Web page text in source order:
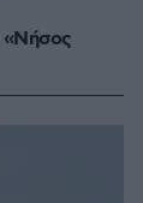
«Νήσος